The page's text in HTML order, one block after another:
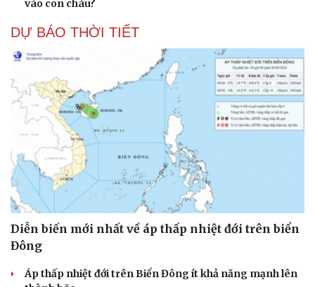
vào con cháu?
DỰ BÁO THỜI TIẾT
Diễn biến mới nhất về áp thấp nhiệt đới trên biển
Đông
Áp thấp nhiệt đới trên Biển Đông ít khả năng mạnh lên